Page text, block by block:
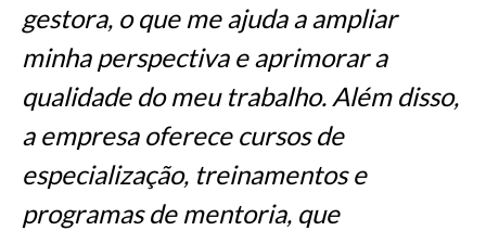
gestora, o que me ajuda a ampliar
minha perspectiva e aprimorar a
qualidade do meu trabalho. Além disso,
a empresa oferece cursos de
especialização, treinamentos e
programas de mentoria, que